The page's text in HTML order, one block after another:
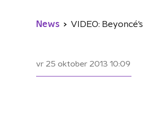
News VIDEO:
vr 25 oktober 2013 10:09